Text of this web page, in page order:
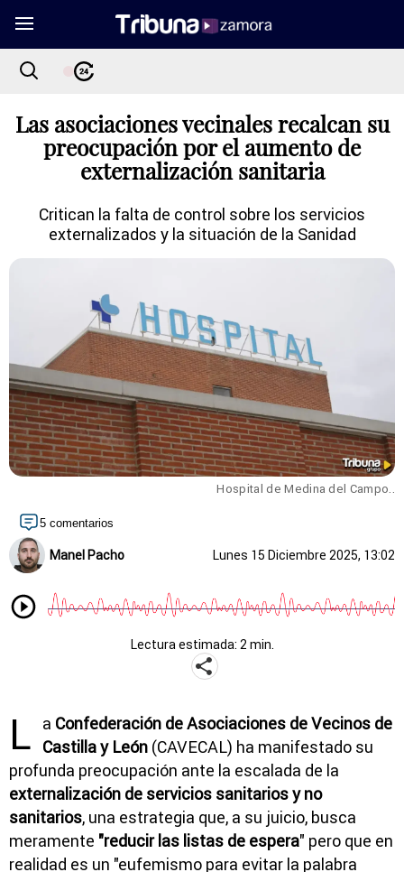
Las asociaciones vecinales recalcan su
preocupación por el aumento de
externalización sanitaria
Critican la falta de control sobre los servicios
externalizados y la situación de la Sanidad
Hospital de Medina del Campo..
5 comentarios
Manel Pacho Lunes 15 Diciembre 2025, 13:02
Lectura estimada: 2 min.
L a Confederación de Asociaciones de Vecinos de
Castilla y León (CAVECAL) ha manifestado su
profunda preocupación ante la escalada de la
externalización de servicios sanitarios y no
sanitarios, una estrategia que, a su juicio, busca
meramente "reducir las listas de espera" pero que en
realidad es un "eufemismo para evitar la palabra